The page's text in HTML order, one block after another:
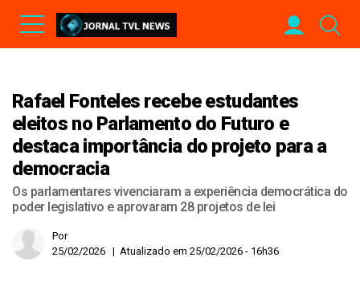
Rafael Fonteles recebe estudantes
eleitos no Parlamento do Futuro e
destaca importância do projeto para a
democracia
Os parlamentares vivenciaram a experiência democrática do
poder legislativo e aprovaram 28 projetos de lei
Por
25/02/2026 | Atualizado em 25/02/2026 - 16h36